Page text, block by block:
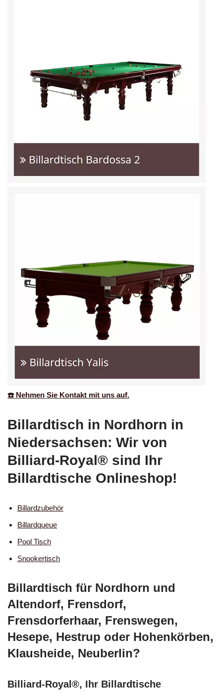
☎️ Nehmen Sie Kontakt mit uns auf.
Billardtisch in Nordhorn in
Niedersachsen: Wir von
Billiard-Royal® sind Ihr
Billardtische Onlineshop!
Billardzubehör
Billardqueue
Pool Tisch
Snookertisch
Billardtisch für Nordhorn und
Altendorf, Frensdorf,
Frensdorferhaar, Frenswegen,
Hesepe, Hestrup oder Hohenkörben,
Klausheide, Neuberlin?
Billiard-Royal®, Ihr Billardtische